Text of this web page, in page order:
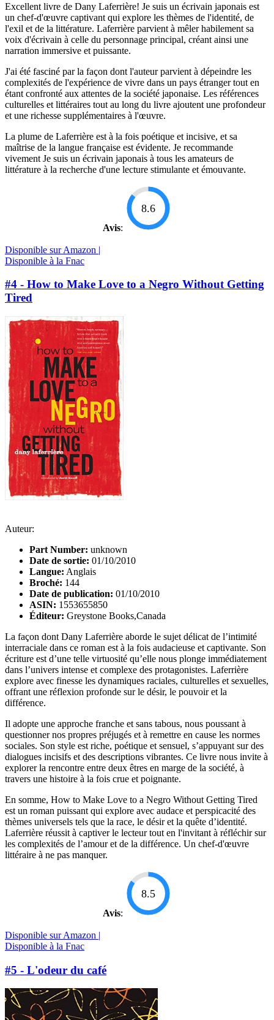
Excellent livre de Dany Laferrière! Je suis un écrivain japonais est
un chef-d'œuvre captivant qui explore les thèmes de l'identité, de
l'exil et de la littérature. Laferrière parvient à mêler habilement sa
voix d'écrivain à celle du personnage principal, créant ainsi une
narration immersive et puissante.
J'ai été fasciné par la façon dont l'auteur parvient à dépeindre les
complexités de l'expérience de vivre dans un pays étranger tout en
étant confronté aux attentes de la société japonaise. Les références
culturelles et littéraires tout au long du livre ajoutent une profondeur
et une richesse supplémentaires à l'œuvre.
La plume de Laferrière est à la fois poétique et incisive, et sa
maîtrise de la langue française est évidente. Je recommande
vivement Je suis un écrivain japonais à tous les amateurs de
littérature à la recherche d'une lecture stimulante et émouvante.
Avis:
8.6
Disponible sur Amazon |
Disponible à la Fnac
#4 - How to Make Love to a Negro Without Getting
Tired
Auteur:
Part Number: unknown
Date de sortie: 01/10/2010
Langue: Anglais
Broché: 144
Date de publication: 01/10/2010
ASIN: 1553655850
Éditeur: Greystone Books,Canada
La façon dont Dany Laferrière aborde le sujet délicat de l’intimité
interraciale dans ce roman est à la fois audacieuse et captivante. Son
écriture est d’une telle virtuosité qu’elle nous plonge immédiatement
dans l’univers intense et complexe des protagonistes. Laferrière
explore avec finesse les dynamiques raciales, culturelles et sexuelles,
offrant une réflexion profonde sur le désir, le pouvoir et la
différence.
Il adopte une approche franche et sans tabous, nous poussant à
questionner nos propres préjugés et à remettre en cause les normes
sociales. Son style est riche, poétique et sensuel, s’appuyant sur des
dialogues incisifs et des descriptions vibrantes. Ce livre nous invite à
explorer la rencontre entre deux êtres en marge de la société, à
travers une histoire à la fois crue et poignante.
En somme, How to Make Love to a Negro Without Getting Tired
est un roman puissant qui explore avec audace et perspicacité des
thèmes universels tels que la race, le désir et la quête d’identité.
Laferrière réussit à captiver le lecteur tout en l'invitant à réfléchir sur
les complexités de l’amour et de la différence. Un chef-d'œuvre
littéraire à ne pas manquer.
Avis:
8.5
Disponible sur Amazon |
Disponible à la Fnac
#5 - L'odeur du café